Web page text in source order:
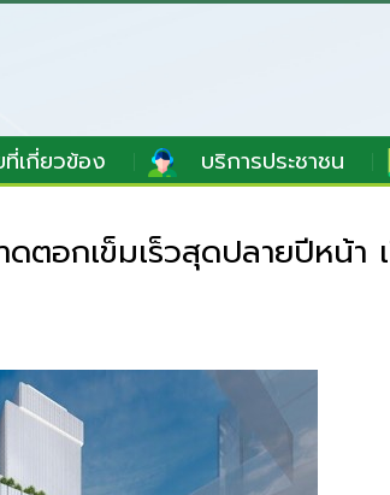
เกี่ยวข้อง บริการประชาชน
ตอกเข็มเร็วสุดปลายปีหน้